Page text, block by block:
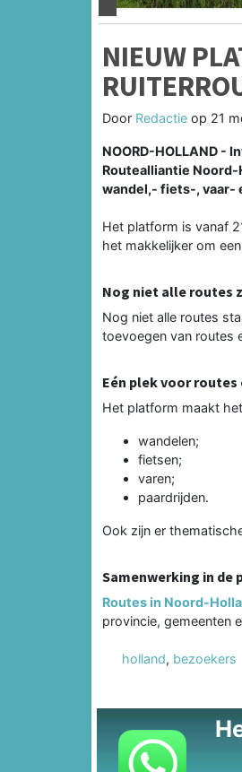
NIEUW
Door Redactie op 21
NOORD-HOLLAND -
Routealliantie
wandel,- fiets-, vaar-
Het platform is vanaf
het makkelijker om
Nog niet alle routes
Nog niet alle routes
toevoegen van routes
Eén plek voor
Het platform maakt
wandelen;
fietsen;
varen;
paardrijden.
Ook zijn er
Samenwerking in de
Routes in Noord-
provincie, gemeenten
holland, bezoekers